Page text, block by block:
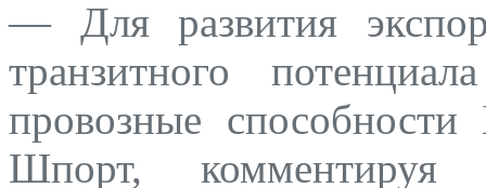
— Для развития
транзитного
провозные
Шпорт, комментируя